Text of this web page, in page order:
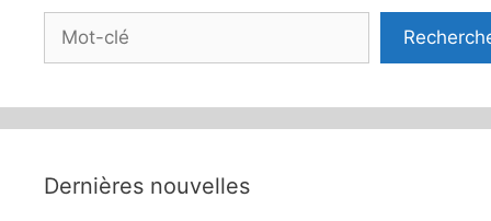
Rechercher
Dernières nouvelles